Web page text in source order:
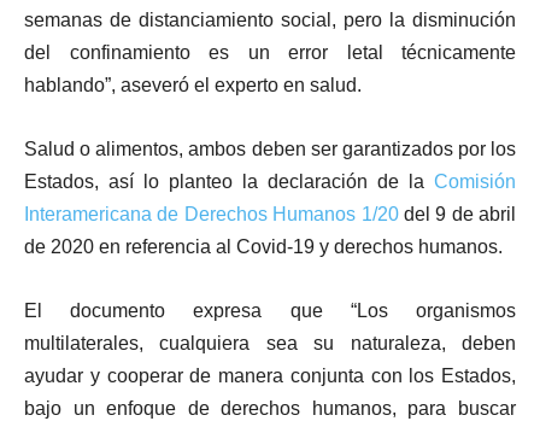
semanas de distanciamiento social, pero la disminución
del confinamiento es un error letal técnicamente
hablando”, aseveró el experto en salud.
Salud o alimentos, ambos deben ser garantizados por los
Estados, así lo planteo la declaración de la Comisión
Interamericana de Derechos Humanos 1/20 del 9 de abril
de 2020 en referencia al Covid-19 y derechos humanos.
El documento expresa que “Los organismos
multilaterales, cualquiera sea su naturaleza, deben
ayudar y cooperar de manera conjunta con los Estados,
bajo un enfoque de derechos humanos, para buscar